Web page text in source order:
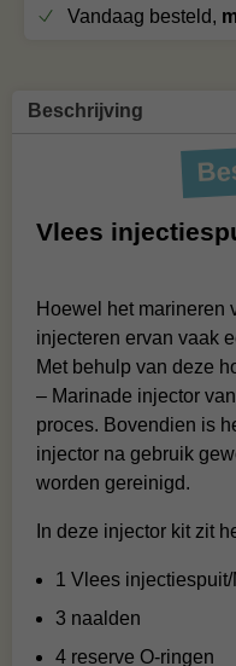
Vandaag besteld,
Beschrijving
Vlees
Hoewel het marineren
injecteren ervan vaak
Met behulp van deze
– Marinade injector
proces. Bovendien is
injector na gebruik
worden gereinigd.
In deze injector kit zit
1 Vlees
3 naalden
4 reserve O-ringen